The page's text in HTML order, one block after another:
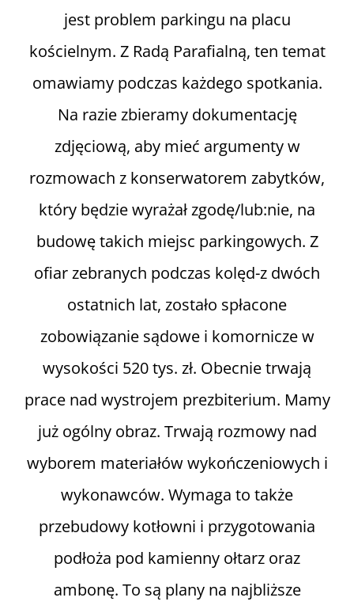
jest problem parkingu na placu
kościelnym. Z Radą Parafialną, ten temat
omawiamy podczas każdego spotkania.
Na razie zbieramy dokumentację
zdjęciową, aby mieć argumenty w
rozmowach z konserwatorem zabytków,
który będzie wyrażał zgodę/lub:nie, na
budowę takich miejsc parkingowych. Z
ofiar zebranych podczas kolęd-z dwóch
ostatnich lat, zostało spłacone
zobowiązanie sądowe i komornicze w
wysokości 520 tys. zł. Obecnie trwają
prace nad wystrojem prezbiterium. Mamy
już ogólny obraz. Trwają rozmowy nad
wyborem materiałów wykończeniowych i
wykonawców. Wymaga to także
przebudowy kotłowni i przygotowania
podłoża pod kamienny ołtarz oraz
ambonę. To są plany na najbliższe